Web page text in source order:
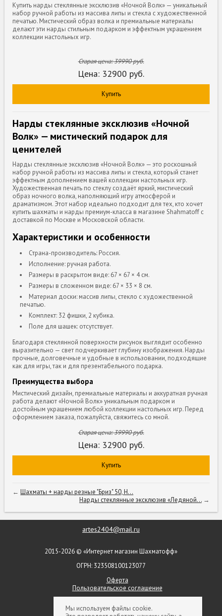
Купить нарды стеклянные эксклюзив «Ночной Волк» — уникальный
набор ручной работы из массива липы и стекла с художественной
печатью. Мистический образ волка и премиальные материалы
делают эти нарды стильным подарком и эффектным украшением
коллекции настольных игр.
Старая цена:39990руб.
Цена: 32900 руб.
Купить
Нарды стеклянные эксклюзив «Ночной
Волк» — мистический подарок для
ценителей
Нарды стеклянные эксклюзив «Ночной Волк» — это роскошный
набор ручной работы из массива липы и стекла, который станет
эффектным дополнением вашей коллекции настольных игр.
Художественная печать по стеклу создаёт яркий, мистический
образ ночного волка, наполняющий игру атмосферой и
драматизмом. Этот набор идеально подходит для тех, кто хочет
купить шахматы и нарды премиум-класса в магазине Shahmatoff с
доставкой по Москве и Московской области.
Характеристики и особенности
Страна-производитель: Россия.
Исполнение: ручная работа.
Размеры в раскрытом виде: 67 × 67 × 4 см.
Размеры в сложенном виде: 67 × 33 × 8 см.
Материал доски: массив липы, стекло с художественной
печатью.
Комплект: 32 фишки, 2 кубика.
Поле для шашек: отсутствует.
Благодаря стеклянной поверхности рисунок выглядит особенно
выразительно — свет подчеркивает глубину изображения. Нарды
прочные, долговечные и удобные в использовании, подходящие
как для игры, так и для презентабельного подарка.
Преимущества выбора
Мистический дизайн, премиальные материалы и аккуратная ручная
работа делают «Ночной Волк» уникальным подарком и
достойным украшением любой коллекции настольных игр. Перед
оформлением заказа, пожалуйста, свяжитесь со мной.
Старая цена:39990руб.
Цена: 32900 руб.
Купить
←Шахматы + нарды резные "Бриз" 50, H...
Нарды стеклянные эксклюзив «Ледяной...→
artes2404@mail.ru
2015-2026 © «Интернет магазин Шахматофф»
ОГРН: 323508100123077
Оферта
Пользовательское соглашение
+ 7 (903) 552-09-79
Мы используем файлы cookie.